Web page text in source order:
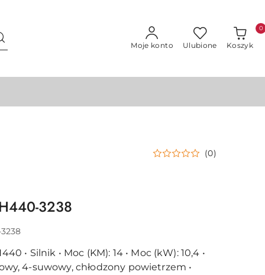
Moje konto Ulubione Koszyk
0
(0)
3238
• Silnik • Moc (KM): 14 • Moc (kW): 10,4 •
4-suwowy, chłodzony powietrzem •